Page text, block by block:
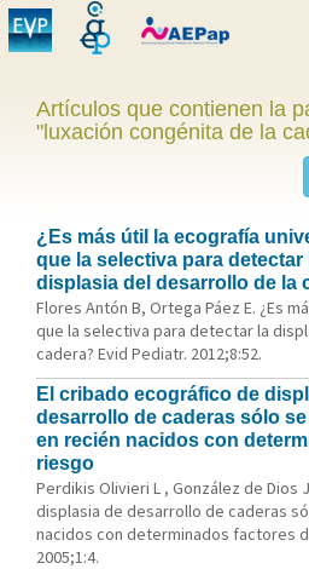
Artículos que contienen la
"luxación congénita de la
¿Es más útil la ecografía
que la selectiva para detectar
displasia del desarrollo de la
Flores Antón B, Ortega Páez E. ¿Es
que la selectiva para detectar la
cadera? Evid Pediatr. 2012;8:52.
El cribado ecográfico de
desarrollo de caderas sólo
en recién nacidos con
riesgo
Perdikis Olivieri L , González de Dios
displasia de desarrollo de caderas
nacidos con determinados factores
2005;1:4.